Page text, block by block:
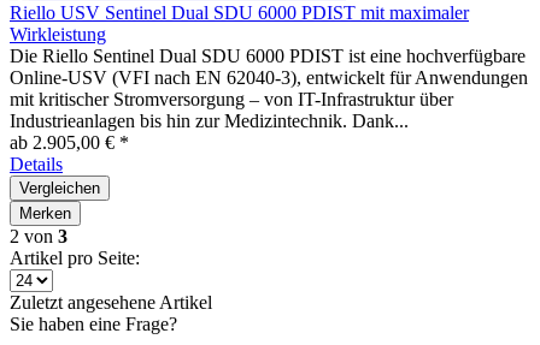
Riello USV Sentinel Dual SDU 6000 PDIST mit maximaler
Wirkleistung
Die Riello Sentinel Dual SDU 6000 PDIST ist eine hochverfügbare
Online-USV (VFI nach EN 62040-3), entwickelt für Anwendungen
mit kritischer Stromversorgung – von IT-Infrastruktur über
Industrieanlagen bis hin zur Medizintechnik. Dank...
ab 2.905,00 € *
Details
Vergleichen
Merken
2 von 3
Artikel pro Seite:
Zuletzt angesehene Artikel
Sie haben eine Frage?